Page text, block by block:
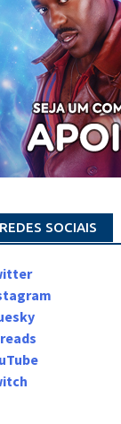
REDES SOCIAIS